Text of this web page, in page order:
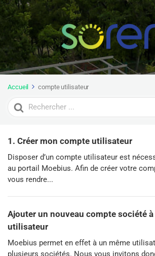
Accueil compte utilisateur
Search
For
1. Créer mon compte utilisateur
Disposer d’un compte utilisateur est
au portail Moebius. Afin de créer votre
vous rendre...
Ajouter un nouveau compte société
utilisateur
Moebius permet en effet à un même
plusieurs sociétés. Nous vous invitons